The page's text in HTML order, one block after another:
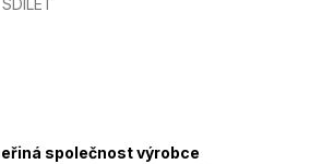
SDÍLET
společnost výrobce